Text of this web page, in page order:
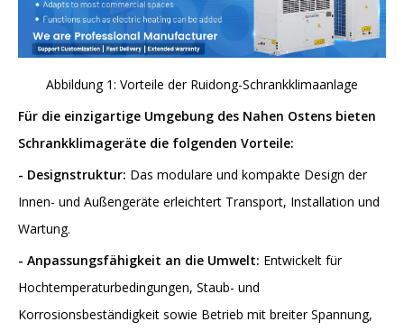
Abbildung 1: Vorteile der Ruidong-Schrankklimaanlage
Für die einzigartige Umgebung des Nahen Ostens bieten
Schrankklimageräte die folgenden Vorteile:
- Designstruktur: Das modulare und kompakte Design der
Innen- und Außengeräte erleichtert Transport, Installation und
Wartung.
- Anpassungsfähigkeit an die Umwelt: Entwickelt für
Hochtemperaturbedingungen, Staub- und
Korrosionsbeständigkeit sowie Betrieb mit breiter Spannung,